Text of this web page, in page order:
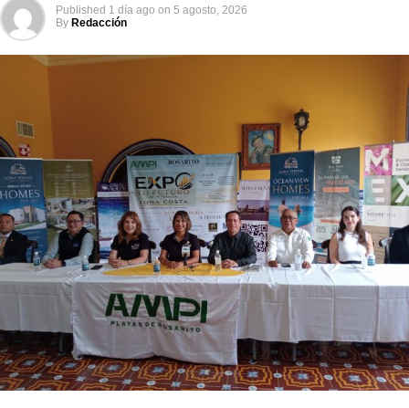
Published 1 día ago on 5 agosto, 2026
By Redacción